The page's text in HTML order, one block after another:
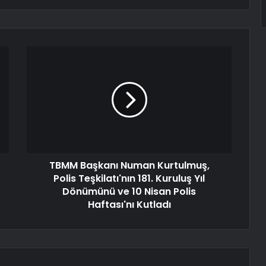
TBMM Başkanı Numan Kurtulmuş,
Polis Teşkilatı'nın 181. Kuruluş Yıl
Dönümünü ve 10 Nisan Polis
Haftası'nı Kutladı